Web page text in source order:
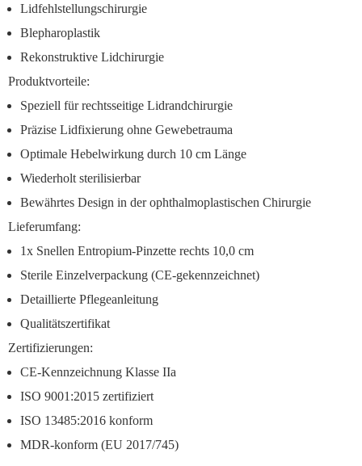
Lidfehlstellungschirurgie
Blepharoplastik
Rekonstruktive Lidchirurgie
Produktvorteile:
Speziell für rechtsseitige Lidrandchirurgie
Präzise Lidfixierung ohne Gewebetrauma
Optimale Hebelwirkung durch 10 cm Länge
Wiederholt sterilisierbar
Bewährtes Design in der ophthalmoplastischen Chirurgie
Lieferumfang:
1x Snellen Entropium-Pinzette rechts 10,0 cm
Sterile Einzelverpackung (CE-gekennzeichnet)
Detaillierte Pflegeanleitung
Qualitätszertifikat
Zertifizierungen:
CE-Kennzeichnung Klasse IIa
ISO 9001:2015 zertifiziert
ISO 13485:2016 konform
MDR-konform (EU 2017/745)